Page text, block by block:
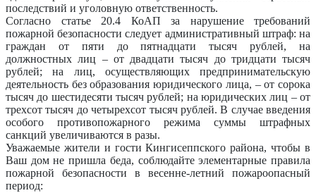
последствий и уголовную ответственность.
Согласно статье 20.4 КоАП за нарушение требований
пожарной безопасности следует административный штраф: на
граждан от пяти до пятнадцати тысяч рублей, на
должностных лиц – от двадцати тысяч до тридцати тысяч
рублей; на лиц, осуществляющих предпринимательскую
деятельность без образования юридического лица, – от сорока
тысяч до шестидесяти тысяч рублей; на юридических лиц – от
трехсот тысяч до четырехсот тысяч рублей. В случае введения
особого противопожарного режима суммы штрафных
санкций увеличиваются в разы.
Уважаемые жители и гости Кингисеппского района, чтобы в
Ваш дом не пришла беда, соблюдайте элементарные правила
пожарной безопасности в весенне-летний пожароопасный
период: